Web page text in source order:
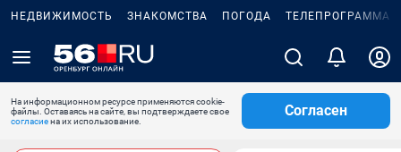
НЕДВИЖИМОСТЬ ЗНАКОМСТВА ПОГОДА ТЕЛЕПРОГРАММА
На информационном ресурсе применяются cookie-
файлы. Оставаясь на сайте, вы подтверждаете свое
согласиена их использование.
Согласен